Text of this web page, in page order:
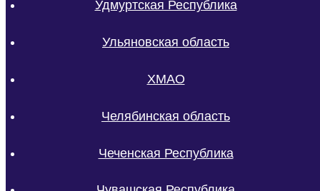
Удмуртская Республика
Ульяновская область
ХМАО
Челябинская область
Чеченская Республика